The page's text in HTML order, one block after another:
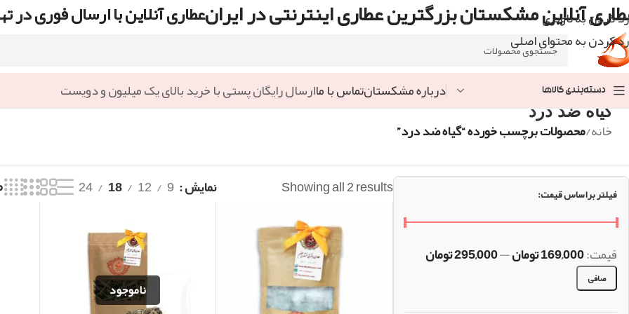
رد کردن به ناوبری
رد کردن به محتوای اصلی
آنلاین مشکستان بزرگترین عطاری اینترنتی در ایرانعطاری آنلاین با ارسال فوری در
دسته‌بندی کالاها درباره مشکستانتماس با ماارسال رایگان پستی با خرید بالای یک میلیون و دویست
گیاه ضد درد
خانه/محصولات برچسب خورده “گیاه ضد درد”
فیلتر براساس قیمت:
صافی
قيمت:169,000 تومان —295,000 تومان
Showing all 2 results نمایش 9
12
18
24